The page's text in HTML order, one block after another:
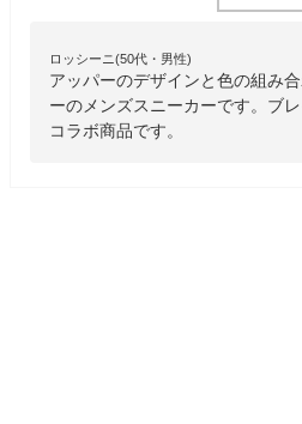
ロッシーニ(50代・男性)
アッパーのデザインと色の組み
ーのメンズスニーカーです。ブ
コラボ商品です。